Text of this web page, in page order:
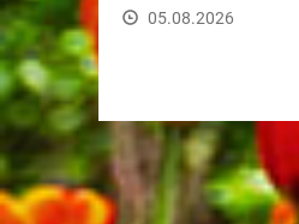
05.08.2026